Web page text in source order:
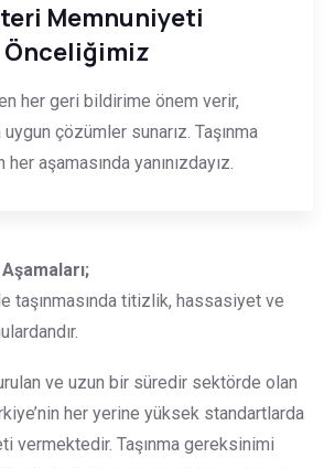
Memnuniyeti
Önceliğimiz
her geri bildirime önem verir,
uygun çözümler sunarız. Taşınma
aşamasında yanınızdayız.
taşınmasında titizlik, hassasiyet ve
ve uzun bir süredir sektörde olan
her yerine yüksek standartlarda
vermektedir. Taşınma gereksinimi